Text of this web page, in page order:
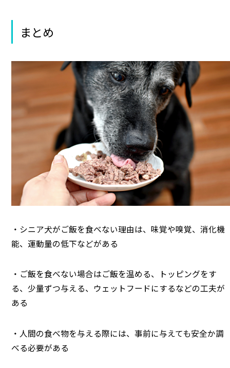
まとめ
・シニア犬がご飯を食べない理由は、味覚や嗅覚、消化機
能、運動量の低下などがある
・ご飯を食べない場合はご飯を温める、トッピングをす
る、少量ずつ与える、ウェットフードにするなどの工夫が
ある
・人間の食べ物を与える際には、事前に与えても安全か調
べる必要がある